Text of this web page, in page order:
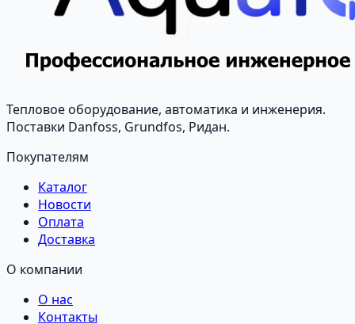
Тепловое оборудование, автоматика и инженерия.
Поставки Danfoss, Grundfos, Ридан.
Покупателям
Каталог
Новости
Оплата
Доставка
О компании
О нас
Контакты